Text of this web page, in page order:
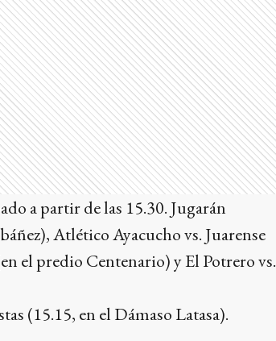
a partir de las 15.30. Jugarán
Atlético Ayacucho vs. Juarense
el predio Centenario) y El Potrero vs.
(15.15, en el Dámaso Latasa).